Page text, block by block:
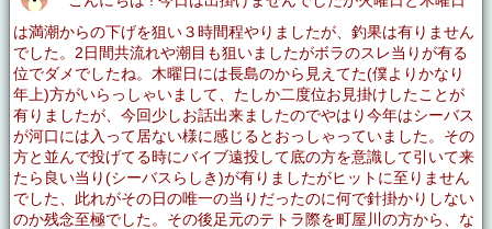
は満潮からの下げを狙い３時間程やりましたが、釣果は有りません
でした。2日間共流れや潮目も狙いましたがボラのスレ当りが有る
位でダメでしたね。木曜日には長島のから見えてた(僕よりかなり
年上)方がいらっしゃいまして、たしか二度位お見掛けしたことが
有りましたが、今回少しお話出来ましたのでやはり今年はシーバス
が河口には入って居ない様に感じるとおっしゃっていました。その
方と並んで投げてる時にバイブ遠投して底の方を意識して引いて来
たら良い当り(シーバスらしき)が有りましたがヒットに至りません
でした、此れがその日の唯一の当りだったのに何で針掛かりしない
のか残念至極でした。その後足元のテトラ際を町屋川の方から、な